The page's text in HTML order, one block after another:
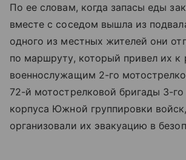
По ее словам, когда запасы еды
вместе с соседом вышла из
одного из местных жителей они
по маршруту, который привел их к
военнослужащим 2-го
72-й мотострелковой бригады 3-
корпуса Южной группировки
организовали их эвакуацию в